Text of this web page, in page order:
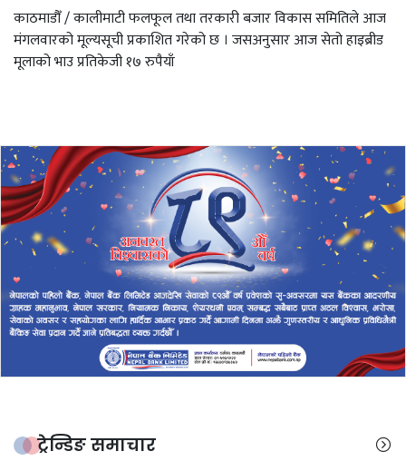
काठमाडौँ / कालीमाटी फलफूल तथा तरकारी बजार विकास समितिले आज
मंगलवारको मूल्यसूची प्रकाशित गरेको छ । जसअनुसार आज सेतो हाइब्रीड
मूलाको भाउ प्रतिकेजी १७ रुपैयाँ
ट्रेन्डिङ समाचार